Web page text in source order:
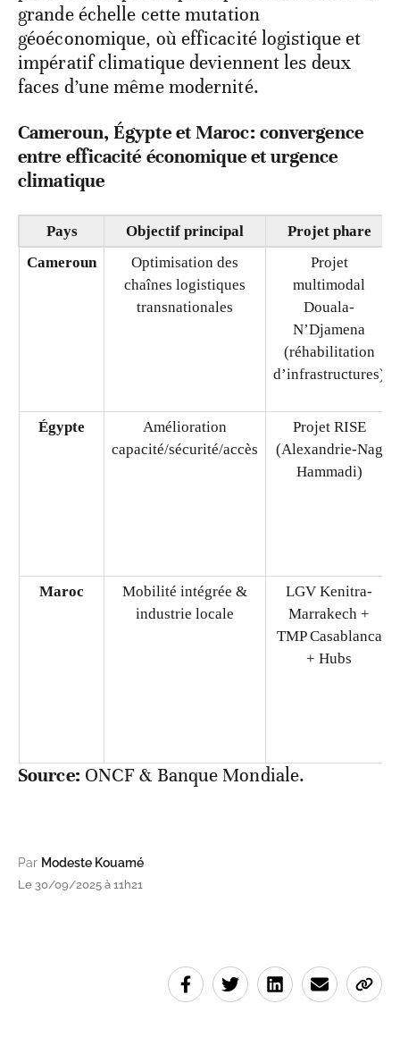
grande échelle cette mutation
géoéconomique, où efficacité logistique et
impératif climatique deviennent les deux
faces d’une même modernité.
Cameroun, Égypte et Maroc: convergence
entre efficacité économique et urgence
climatique
Pays Objectif principal
Projet phare
Cameroun
Optimisation des
chaînes logistiques
transnationales
Projet
multimodal
Douala-
N’Djamena
(réhabilitation
d’infrastructures)
Égypte
Amélioration
capacité/sécurité/accès
Projet RISE
(Alexandrie-Nag
Hammadi)
Maroc
Mobilité intégrée &
industrie locale
LGV Kenitra-
Marrakech +
TMP Casablanca
+ Hubs
Source: ONCF & Banque Mondiale.
Par Modeste Kouamé
Le 30/09/2025 à 11h21